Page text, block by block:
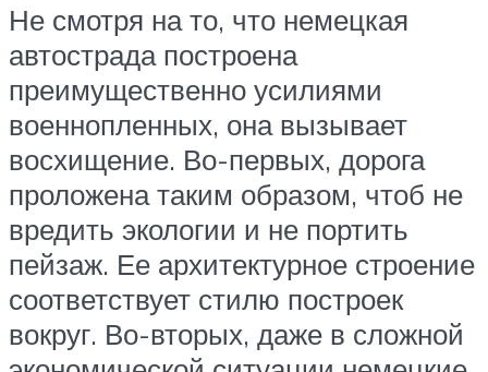
Не смотря на то, что немецкая
автострада построена
преимущественно усилиями
военнопленных, она вызывает
восхищение. Во-первых, дорога
проложена таким образом, чтоб не
вредить экологии и не портить
пейзаж. Ее архитектурное строение
соответствует стилю построек
вокруг. Во-вторых, даже в сложной